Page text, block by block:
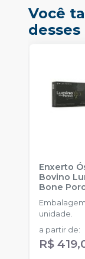
Você
desses
Enxerto
Bovino
Bone
CRITERIA
unidade.
a partir de:
R$